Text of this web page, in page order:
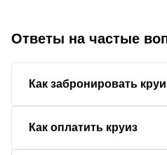
Ответы на частые
Как забронировать
Как оплатить круиз